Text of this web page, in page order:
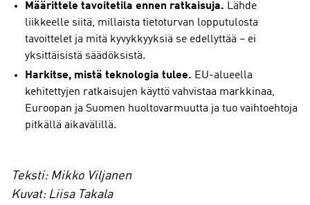
Määrittele tavoitetila ennen ratkaisuja. Lähde
liikkeelle siitä, millaista tietoturvan lopputulosta
tavoittelet ja mitä kyvykkyyksiä se edellyttää – ei
yksittäisistä säädöksistä.
Harkitse, mistä teknologia tulee. EU-alueella
kehitettyjen ratkaisujen käyttö vahvistaa markkinaa,
Euroopan ja Suomen huoltovarmuutta ja tuo vaihtoehtoja
pitkällä aikavälillä.
Teksti: Mikko Viljanen
Kuvat: Liisa Takala